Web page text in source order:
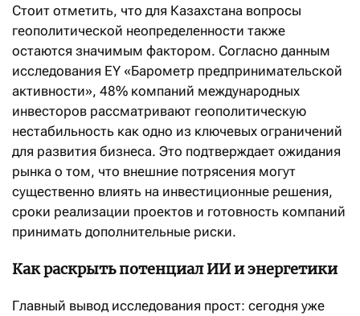
Стоит отметить, что для Казахстана вопросы
геополитической неопределенности также
остаются значимым фактором. Согласно данным
исследования EY «Барометр предпринимательской
активности», 48% компаний международных
инвесторов рассматривают геополитическую
нестабильность как одно из ключевых ограничений
для развития бизнеса. Это подтверждает ожидания
рынка о том, что внешние потрясения могут
существенно влиять на инвестиционные решения,
сроки реализации проектов и готовность компаний
принимать дополнительные риски.
Как раскрыть потенциал ИИ и энергетики
Главный вывод исследования прост: сегодня уже